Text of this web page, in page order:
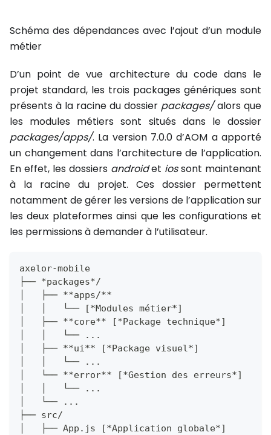
Schéma des dépendances avec l’ajout d’un module
métier
D’un point de vue architecture du code dans le
projet standard, les trois packages génériques sont
présents à la racine du dossier packages/alors que
les modules métiers sont situés dans le dossier
packages/apps/. La version 7.0.0 d’AOM a apporté
un changement dans l’architecture de l’application.
En effet, les dossiers androidet iossont maintenant
à la racine du projet. Ces dossier permettent
notamment de gérer les versions de l’application sur
les deux plateformes ainsi que les configurations et
les permissions à demander à l’utilisateur.
axelor-mobile
├── *packages*/
│   ├── **apps/**
│   │   └── [*Modules métier*]
│   ├── **core** [*Package technique*]
│   │   └── ...
│   ├── **ui** [*Package visuel*]
│   │   └── ...
│   └── **error** [*Gestion des erreurs*]
│   │   └── ...
│   └── ...
├── src/
│   ├── App.js [*Application globale*]